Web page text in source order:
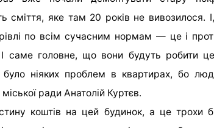
сміття, яке там 20 років не вивозилося.
по всім сучасним нормам — це і
І саме головне, що вони будуть робити
ніяких проблем в квартирах, бо
ради Анатолій Куртєв.
коштів на цей будинок, а це трохи